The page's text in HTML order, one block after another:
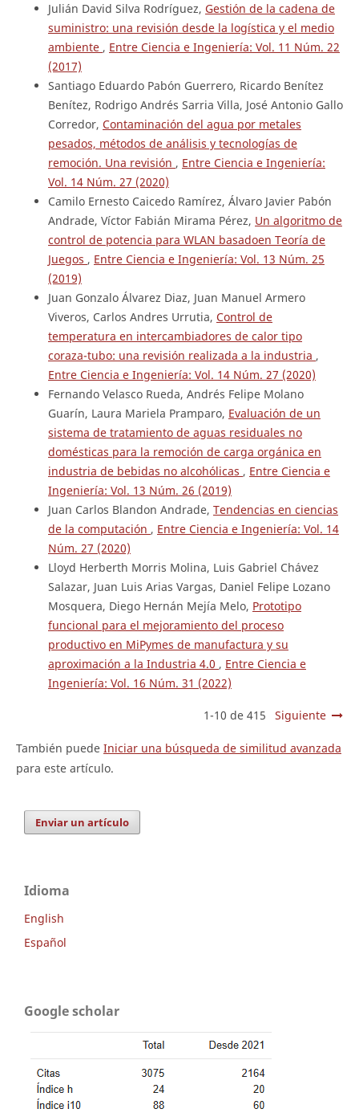
Julián David Silva Rodríguez, Gestión de la cadena de
suministro: una revisión desde la logística y el medio
ambiente , Entre Ciencia e Ingeniería: Vol. 11 Núm. 22
(2017)
Santiago Eduardo Pabón Guerrero, Ricardo Benítez
Benítez, Rodrigo Andrés Sarria Villa, José Antonio Gallo
Corredor, Contaminación del agua por metales
pesados, métodos de análisis y tecnologías de
remoción. Una revisión , Entre Ciencia e Ingeniería:
Vol. 14 Núm. 27 (2020)
Camilo Ernesto Caicedo Ramírez, Álvaro Javier Pabón
Andrade, Víctor Fabián Mirama Pérez, Un algoritmo de
control de potencia para WLAN basadoen Teoría de
Juegos , Entre Ciencia e Ingeniería: Vol. 13 Núm. 25
(2019)
Juan Gonzalo Álvarez Diaz, Juan Manuel Armero
Viveros, Carlos Andres Urrutia, Control de
temperatura en intercambiadores de calor tipo
coraza-tubo: una revisión realizada a la industria ,
Entre Ciencia e Ingeniería: Vol. 14 Núm. 27 (2020)
Fernando Velasco Rueda, Andrés Felipe Molano
Guarín, Laura Mariela Pramparo, Evaluación de un
sistema de tratamiento de aguas residuales no
domésticas para la remoción de carga orgánica en
industria de bebidas no alcohólicas , Entre Ciencia e
Ingeniería: Vol. 13 Núm. 26 (2019)
Juan Carlos Blandon Andrade, Tendencias en ciencias
de la computación , Entre Ciencia e Ingeniería: Vol. 14
Núm. 27 (2020)
Lloyd Herberth Morris Molina, Luis Gabriel Chávez
Salazar, Juan Luis Arias Vargas, Daniel Felipe Lozano
Mosquera, Diego Hernán Mejía Melo, Prototipo
funcional para el mejoramiento del proceso
productivo en MiPymes de manufactura y su
aproximación a la Industria 4.0 , Entre Ciencia e
Ingeniería: Vol. 16 Núm. 31 (2022)
1-10 de 415 Siguiente
También puede Iniciar una búsqueda de similitud avanzada
para este artículo.
Enviar un artículo
Idioma
English
Español
Google scholar